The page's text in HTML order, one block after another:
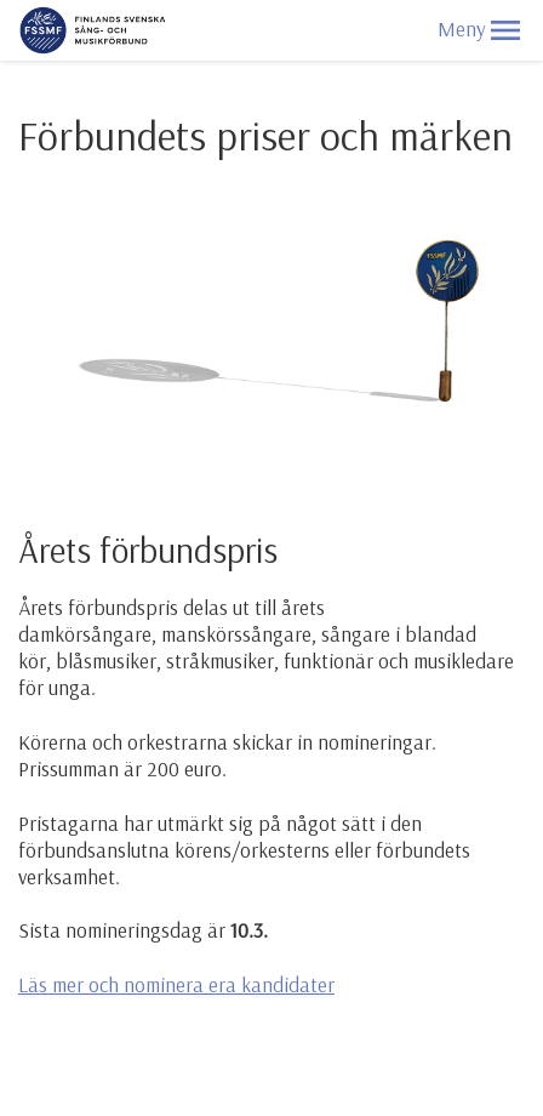
Förbundets priser och märken
Årets förbundspris
Årets förbundspris delas ut till årets
damkörsångare, manskörssångare, sångare i blandad
kör, blåsmusiker, stråkmusiker, funktionär och musikledare
för unga.
Körerna och orkestrarna skickar in nomineringar.
Prissumman är 200 euro.
Pristagarna har utmärkt sig på något sätt i den
förbundsanslutna körens/orkesterns eller förbundets
verksamhet.
Sista nomineringsdag är10.3.
Läs mer och nominera era kandidater